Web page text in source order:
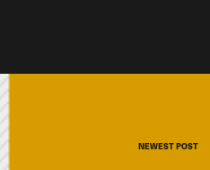
NEWEST POST